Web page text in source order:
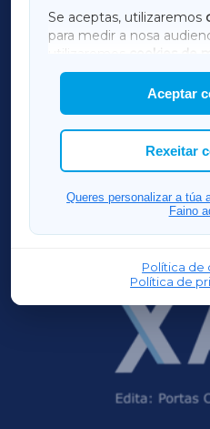
Se aceptas, utilizaremos
para medir a nosa
utilizaremos
cookies de
mostrar publicidade de
Así mesmo, podes
cookies que desexas
Aceptar
Rexeitar
Queres personalizar a túa
Faino
Política de
Política de